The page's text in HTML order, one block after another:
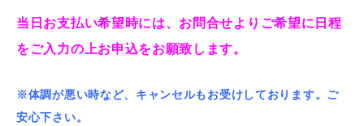
当日お支払い希望時には、お問合せよりご希望に日程
をご入力の上お申込をお願致します。
※体調が悪い時など、キャンセルもお受けしております。ご
安心下さい。